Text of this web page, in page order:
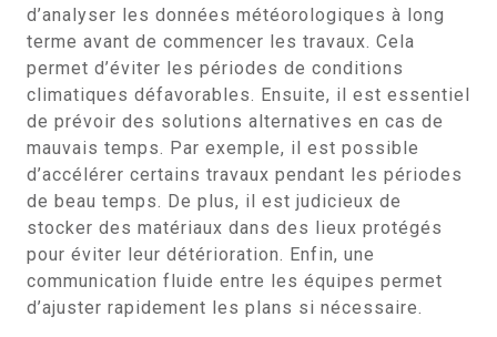
d’analyser les données météorologiques à long
terme avant de commencer les travaux. Cela
permet d’éviter les périodes de conditions
climatiques défavorables. Ensuite, il est essentiel
de prévoir des solutions alternatives en cas de
mauvais temps. Par exemple, il est possible
d’accélérer certains travaux pendant les périodes
de beau temps. De plus, il est judicieux de
stocker des matériaux dans des lieux protégés
pour éviter leur détérioration. Enfin, une
communication fluide entre les équipes permet
d’ajuster rapidement les plans si nécessaire.